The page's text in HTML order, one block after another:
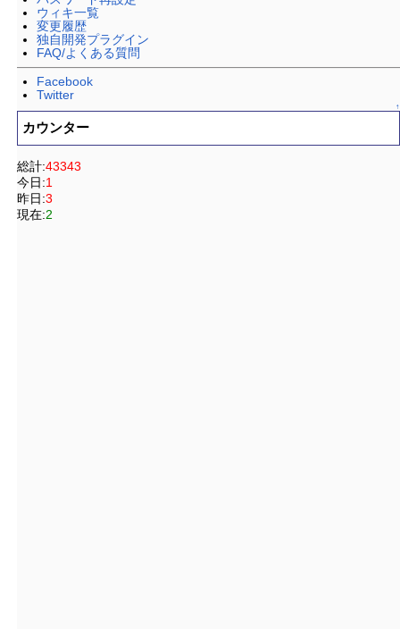
ウィキ一覧
変更履歴
独自開発プラグイン
FAQ/よくある質問
Facebook
Twitter
↑
カウンター
総計:43343
今日:1
昨日:3
現在:2